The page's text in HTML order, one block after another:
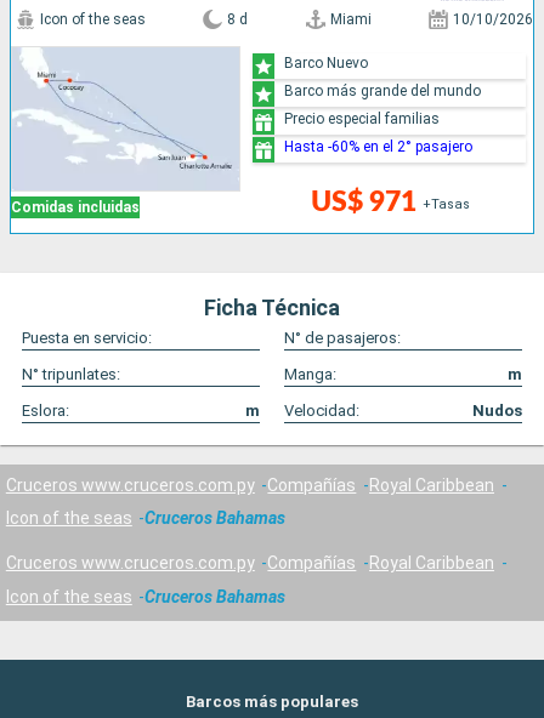
Comidas incluidas
Icon of the seas 8 d Miami 10/10/2026
US$ 971 +Tasas
Barco Nuevo
Barco más grande del mundo
Precio especial familias
Hasta -60% en el 2° pasajero
Ficha Técnica
Puesta en servicio:
N° de pasajeros:
N° tripunlates:
Manga:
m
Eslora:
m Velocidad: Nudos
Cruceros www.cruceros.com.py Compañías
Royal Caribbean
Icon of the seas
Cruceros Bahamas
Cruceros www.cruceros.com.py Compañías
Royal Caribbean
Icon of the seas
Cruceros Bahamas
Barcos más populares